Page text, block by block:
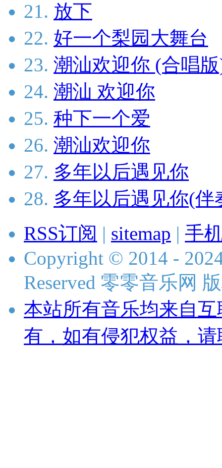
21. 放下
22. 好一个梨园大舞台
23. 潮汕欢迎你 (合唱
24. 潮汕 欢迎你
25. 种下一个爱
26. 潮汕欢迎你
27. 多年以后遇见你
28. 多年以后遇见你(伴
RSS订阅 | sitemap | 手
Copyright © 2014 -
Reserved 零零音乐网
本站所有音乐均来自
有，如有侵犯权益，